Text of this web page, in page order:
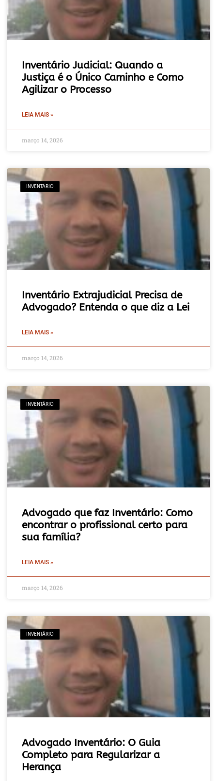
Inventário Judicial: Quando a
Justiça é o Único Caminho e Como
Agilizar o Processo
LEIA MAIS »
março 14, 2026
INVENTÁRIO
Inventário Extrajudicial Precisa de
Advogado? Entenda o que diz a Lei
LEIA MAIS »
março 14, 2026
INVENTÁRIO
Advogado que faz Inventário: Como
encontrar o profissional certo para
sua família?
LEIA MAIS »
março 14, 2026
INVENTÁRIO
Advogado Inventário: O Guia
Completo para Regularizar a
Herança